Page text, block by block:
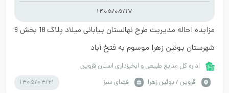
1405/05/17
مزایده احاله مدیریت طرح نهالستان بیابانی میلاد پلاک 18 بخش 9
شهرستان بوئین زهرا موسوم به فتخ آباد
اداره کل منابع طبیعی و ابخیزداری استان قزوین
قزوين / بوئین زهرا
فضای سبز 1405/04/21